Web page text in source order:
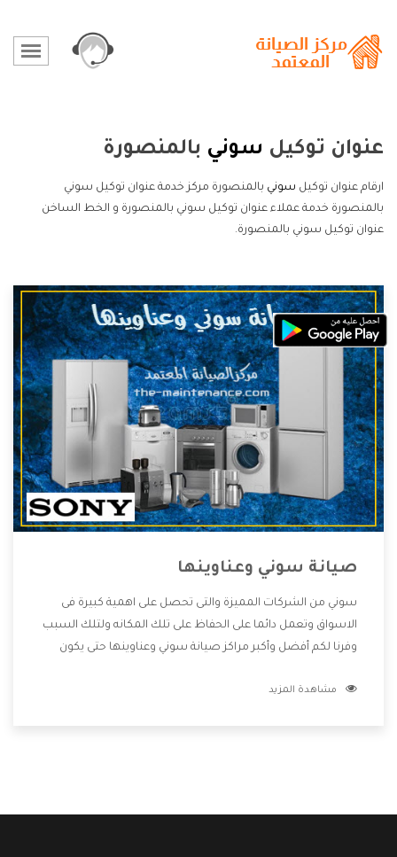
عنوان توكيل سوني بالمنصورة
ارقام عنوان توكيل سوني بالمنصورة مركز خدمة عنوان توكيل سوني
بالمنصورة خدمة عملاء عنوان توكيل سوني بالمنصورة و الخط الساخن
عنوان توكيل سوني بالمنصورة.
صيانة سوني وعناوينها
سوني من الشركات المميزة والتى تحصل على اهمية كبيرة فى
الاسواق وتعمل دائما على الحفاظ على تلك المكانه ولتلك السبب
وفرنا لكم أفضل وأكبر مراكز صيانة سوني وعناوينها حتى يكون
دون اى ازعاج كما أننا نهتم بكل ما يحتاجه المستهلك لكى نحافظ
مشاهدة المزيد